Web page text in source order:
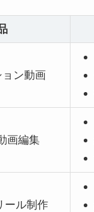
ン動画
画編集
ール制作